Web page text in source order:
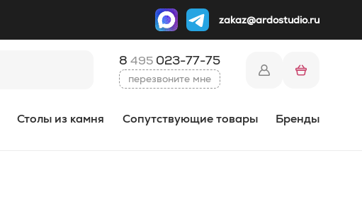
zakaz@ardostudio.ru
8 495 023-77-75
перезвоните мне
Столы из камня Сопутствующие товары Бренды